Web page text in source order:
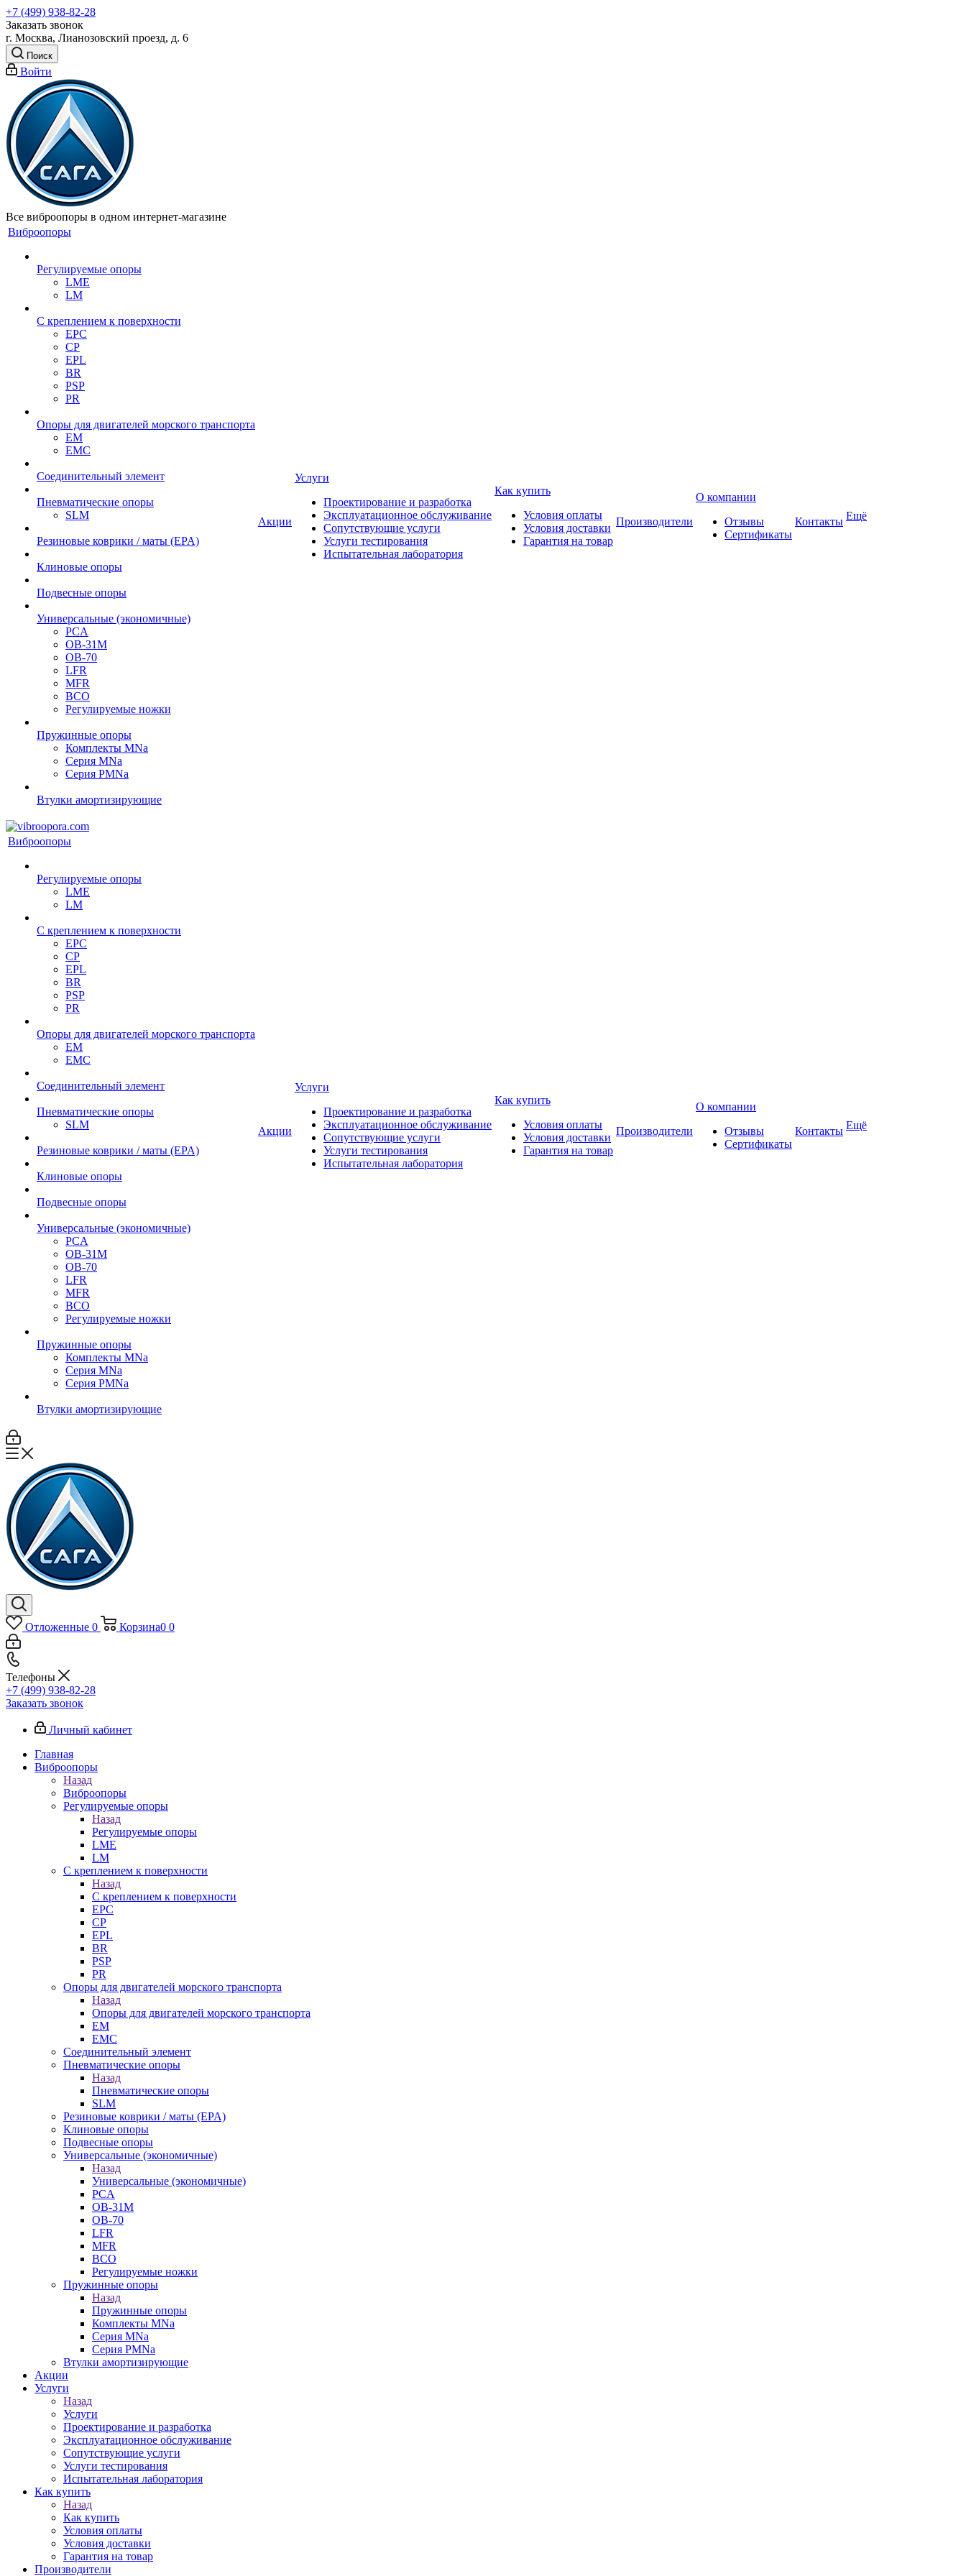
+7 (499) 938-82-28
Заказать звонок
г. Москва, Лианозовский проезд, д. 6
Поиск
Войти
Все виброопоры в одном интернет-магазине
Виброопоры
Регулируемые опоры
LME
LM
С креплением к поверхности
EPC
CP
EPL
BR
PSP
PR
Опоры для двигателей морского транспорта
EM
EMC
Cоединительный элемент
Пневматические опоры
SLM
Резиновые коврики / маты (EPA)
Клиновые опоры
Подвесные опоры
Универсальные (экономичные)
PCA
ОВ-31М
OB-70
LFR
MFR
ВСО
Регулируемые ножки
Пружинные опоры
Комплекты MNa
Серия MNa
Серия PMNa
Втулки амортизирующие
Акции
Услуги
Проектирование и разработка
Эксплуатационное обслуживание
Сопутствующие услуги
Услуги тестирования
Испытательная лаборатория
Как купить
Условия оплаты
Условия доставки
Гарантия на товар
Производители
О компании
Отзывы
Сертификаты
Контакты Ещё
Виброопоры
Регулируемые опоры
LME
LM
С креплением к поверхности
EPC
CP
EPL
BR
PSP
PR
Опоры для двигателей морского транспорта
EM
EMC
Cоединительный элемент
Пневматические опоры
SLM
Резиновые коврики / маты (EPA)
Клиновые опоры
Подвесные опоры
Универсальные (экономичные)
PCA
ОВ-31М
OB-70
LFR
MFR
ВСО
Регулируемые ножки
Пружинные опоры
Комплекты MNa
Серия MNa
Серия PMNa
Втулки амортизирующие
Акции
Услуги
Проектирование и разработка
Эксплуатационное обслуживание
Сопутствующие услуги
Услуги тестирования
Испытательная лаборатория
Как купить
Условия оплаты
Условия доставки
Гарантия на товар
Производители
О компании
Отзывы
Сертификаты
Контакты Ещё
Отложенные 0 Корзина0 0
Телефоны
+7 (499) 938-82-28
Заказать звонок
Личный кабинет
Главная
Виброопоры
Назад
Виброопоры
Регулируемые опоры
Назад
Регулируемые опоры
LME
LM
С креплением к поверхности
Назад
С креплением к поверхности
EPC
CP
EPL
BR
PSP
PR
Опоры для двигателей морского транспорта
Назад
Опоры для двигателей морского транспорта
EM
EMC
Cоединительный элемент
Пневматические опоры
Назад
Пневматические опоры
SLM
Резиновые коврики / маты (EPA)
Клиновые опоры
Подвесные опоры
Универсальные (экономичные)
Назад
Универсальные (экономичные)
PCA
ОВ-31М
OB-70
LFR
MFR
ВСО
Регулируемые ножки
Пружинные опоры
Назад
Пружинные опоры
Комплекты MNa
Серия MNa
Серия PMNa
Втулки амортизирующие
Акции
Услуги
Назад
Услуги
Проектирование и разработка
Эксплуатационное обслуживание
Сопутствующие услуги
Услуги тестирования
Испытательная лаборатория
Как купить
Назад
Как купить
Условия оплаты
Условия доставки
Гарантия на товар
Производители